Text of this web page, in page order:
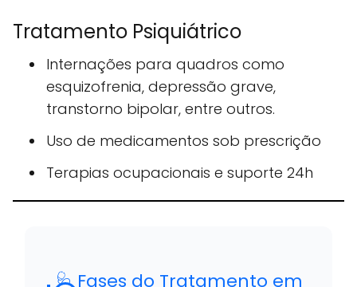
Tratamento Psiquiátrico
Internações para quadros como
esquizofrenia, depressão grave,
transtorno bipolar, entre outros.
Uso de medicamentos sob prescrição
Terapias ocupacionais e suporte 24h
🩺 Fases do Tratamento em